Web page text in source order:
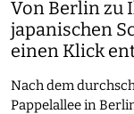
Von Berlin zu
japanischen
einen Klick
Nach dem
Pappelallee in